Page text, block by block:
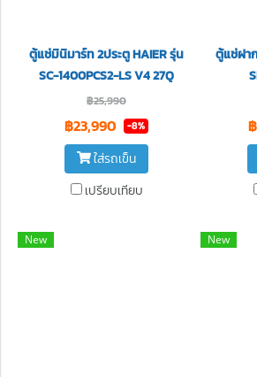
ตู้แช่มินิมาร์ท 2ประตู HAIER รุ่น
SC-1400PCS2-LS V4 27Q
฿25,990
฿23,990 -8%
ใส่รถเข็น
เปรียบเทียบ
ตู้แช่ฝา
New New